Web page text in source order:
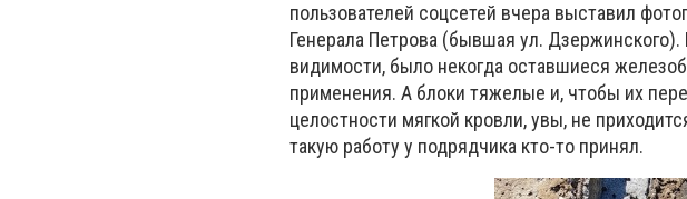
пользователей соцсетей вчера выставил
Генерала Петрова (бывшая ул.
видимости, было некогда оставшиеся
применения. А блоки тяжелые и, чтобы их
целостности мягкой кровли, увы, не
такую работу у подрядчика кто-то принял.